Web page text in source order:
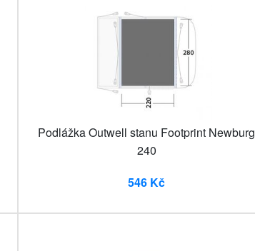
Podlážka Outwell stanu Footprint Newburg
240
546 Kč